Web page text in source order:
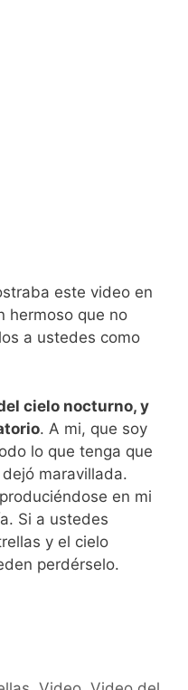
este video en
hermoso que no
a ustedes como
cielo nocturno, y
. A mi, que soy
lo que tenga que
maravillada.
en mi
Si a ustedes
y el cielo
perdérselo.